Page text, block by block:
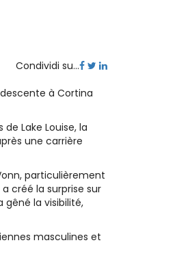
Condividi su...
à Cortina
Lake Louise, la
une carrière
particulièrement
créé la surprise sur
gêné la visibilité,
masculines et